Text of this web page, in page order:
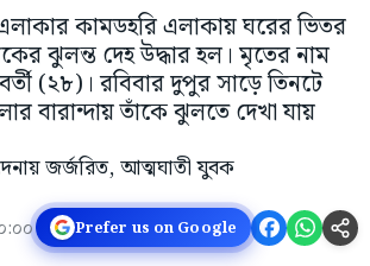
এলাকার কামডহরি এলাকায় ঘরের ভিতর
ঝুলন্ত দেহ উদ্ধার হল। মৃতের নাম
(২৮)। রবিবার দুপুর সাড়ে তিনটে
বারান্দায় তাঁকে ঝুলতে দেখা যায়
Prefer us on Google